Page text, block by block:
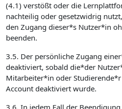
(4.1) verstößt oder die
nachteilig oder gesetzwidrig
den Zugang dieser*s Nutzer*in
beenden.
3.5. Der persönliche Zugang
deaktiviert, sobald die*der
Mitarbeiter*in oder Studierende*r
Account deaktiviert wurde.
3.6. In jedem Fall der